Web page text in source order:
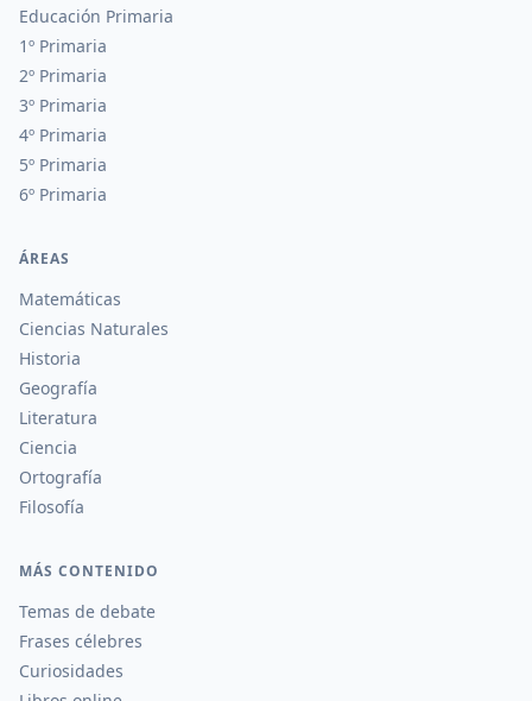
Educación Primaria
1º Primaria
2º Primaria
3º Primaria
4º Primaria
5º Primaria
6º Primaria
ÁREAS
Matemáticas
Ciencias Naturales
Historia
Geografía
Literatura
Ciencia
Ortografía
Filosofía
MÁS CONTENIDO
Temas de debate
Frases célebres
Curiosidades